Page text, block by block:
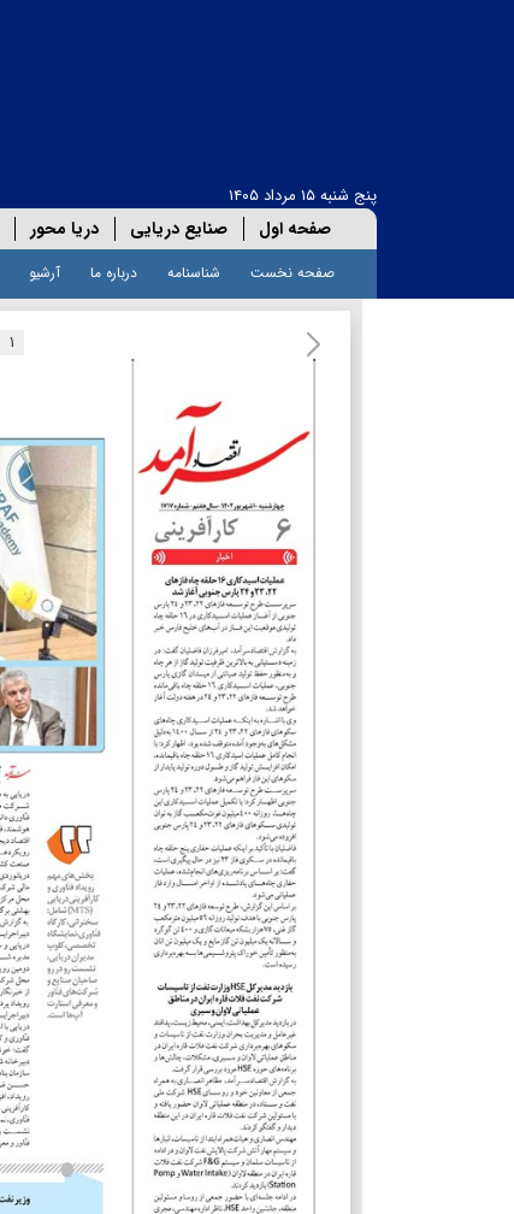
پنج شنبه ۱۵ مرداد ۱۴۰۵
صفحه اول صنایع دریایی دریا محور
صفحه نخست شناسنامه درباره ما آرشیو
۱